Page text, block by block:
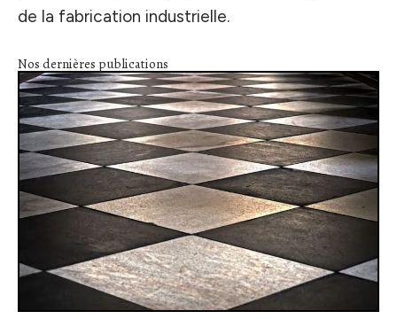
de la fabrication industrielle.
Nos dernières publications